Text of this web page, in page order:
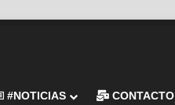
#NOTICIAS CONTACTO